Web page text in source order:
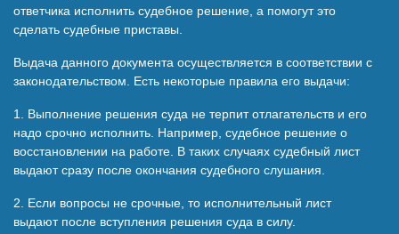
ответчика исполнить судебное решение, а помогут это
сделать судебные приставы.
Выдача данного документа осуществляется в соответствии с
законодательством. Есть некоторые правила его выдачи:
1. Выполнение решения суда не терпит отлагательств и его
надо срочно исполнить. Например, судебное решение о
восстановлении на работе. В таких случаях судебный лист
выдают сразу после окончания судебного слушания.
2. Если вопросы не срочные, то исполнительный лист
выдают после вступления решения суда в силу.